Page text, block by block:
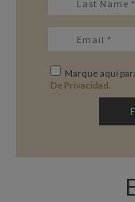
Marque aquí
De Privacidad.